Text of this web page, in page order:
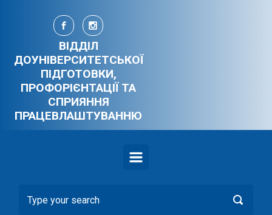
Skip to main content
ВІДДІЛ
ДОУНІВЕРСИТЕТСЬКОЇ
ПІДГОТОВКИ,
ПРОФОРІЄНТАЦІЇ ТА
СПРИЯННЯ
ПРАЦЕВЛАШТУВАННЮ